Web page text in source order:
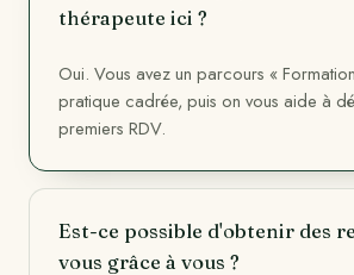
thérapeute ici ?
Oui. Vous avez un parcours «
pratique cadrée, puis on vous aide à
premiers RDV.
Est-ce possible d'obtenir des
vous grâce à vous ?